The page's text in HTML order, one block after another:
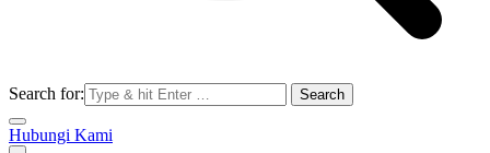
Search for:
Hubungi Kami